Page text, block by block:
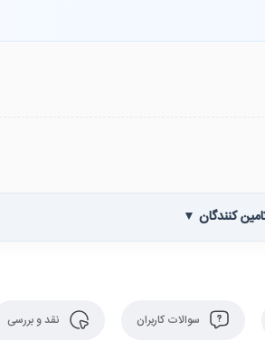
کنندگان ▼
سوالات کاربران نقد و بررسی